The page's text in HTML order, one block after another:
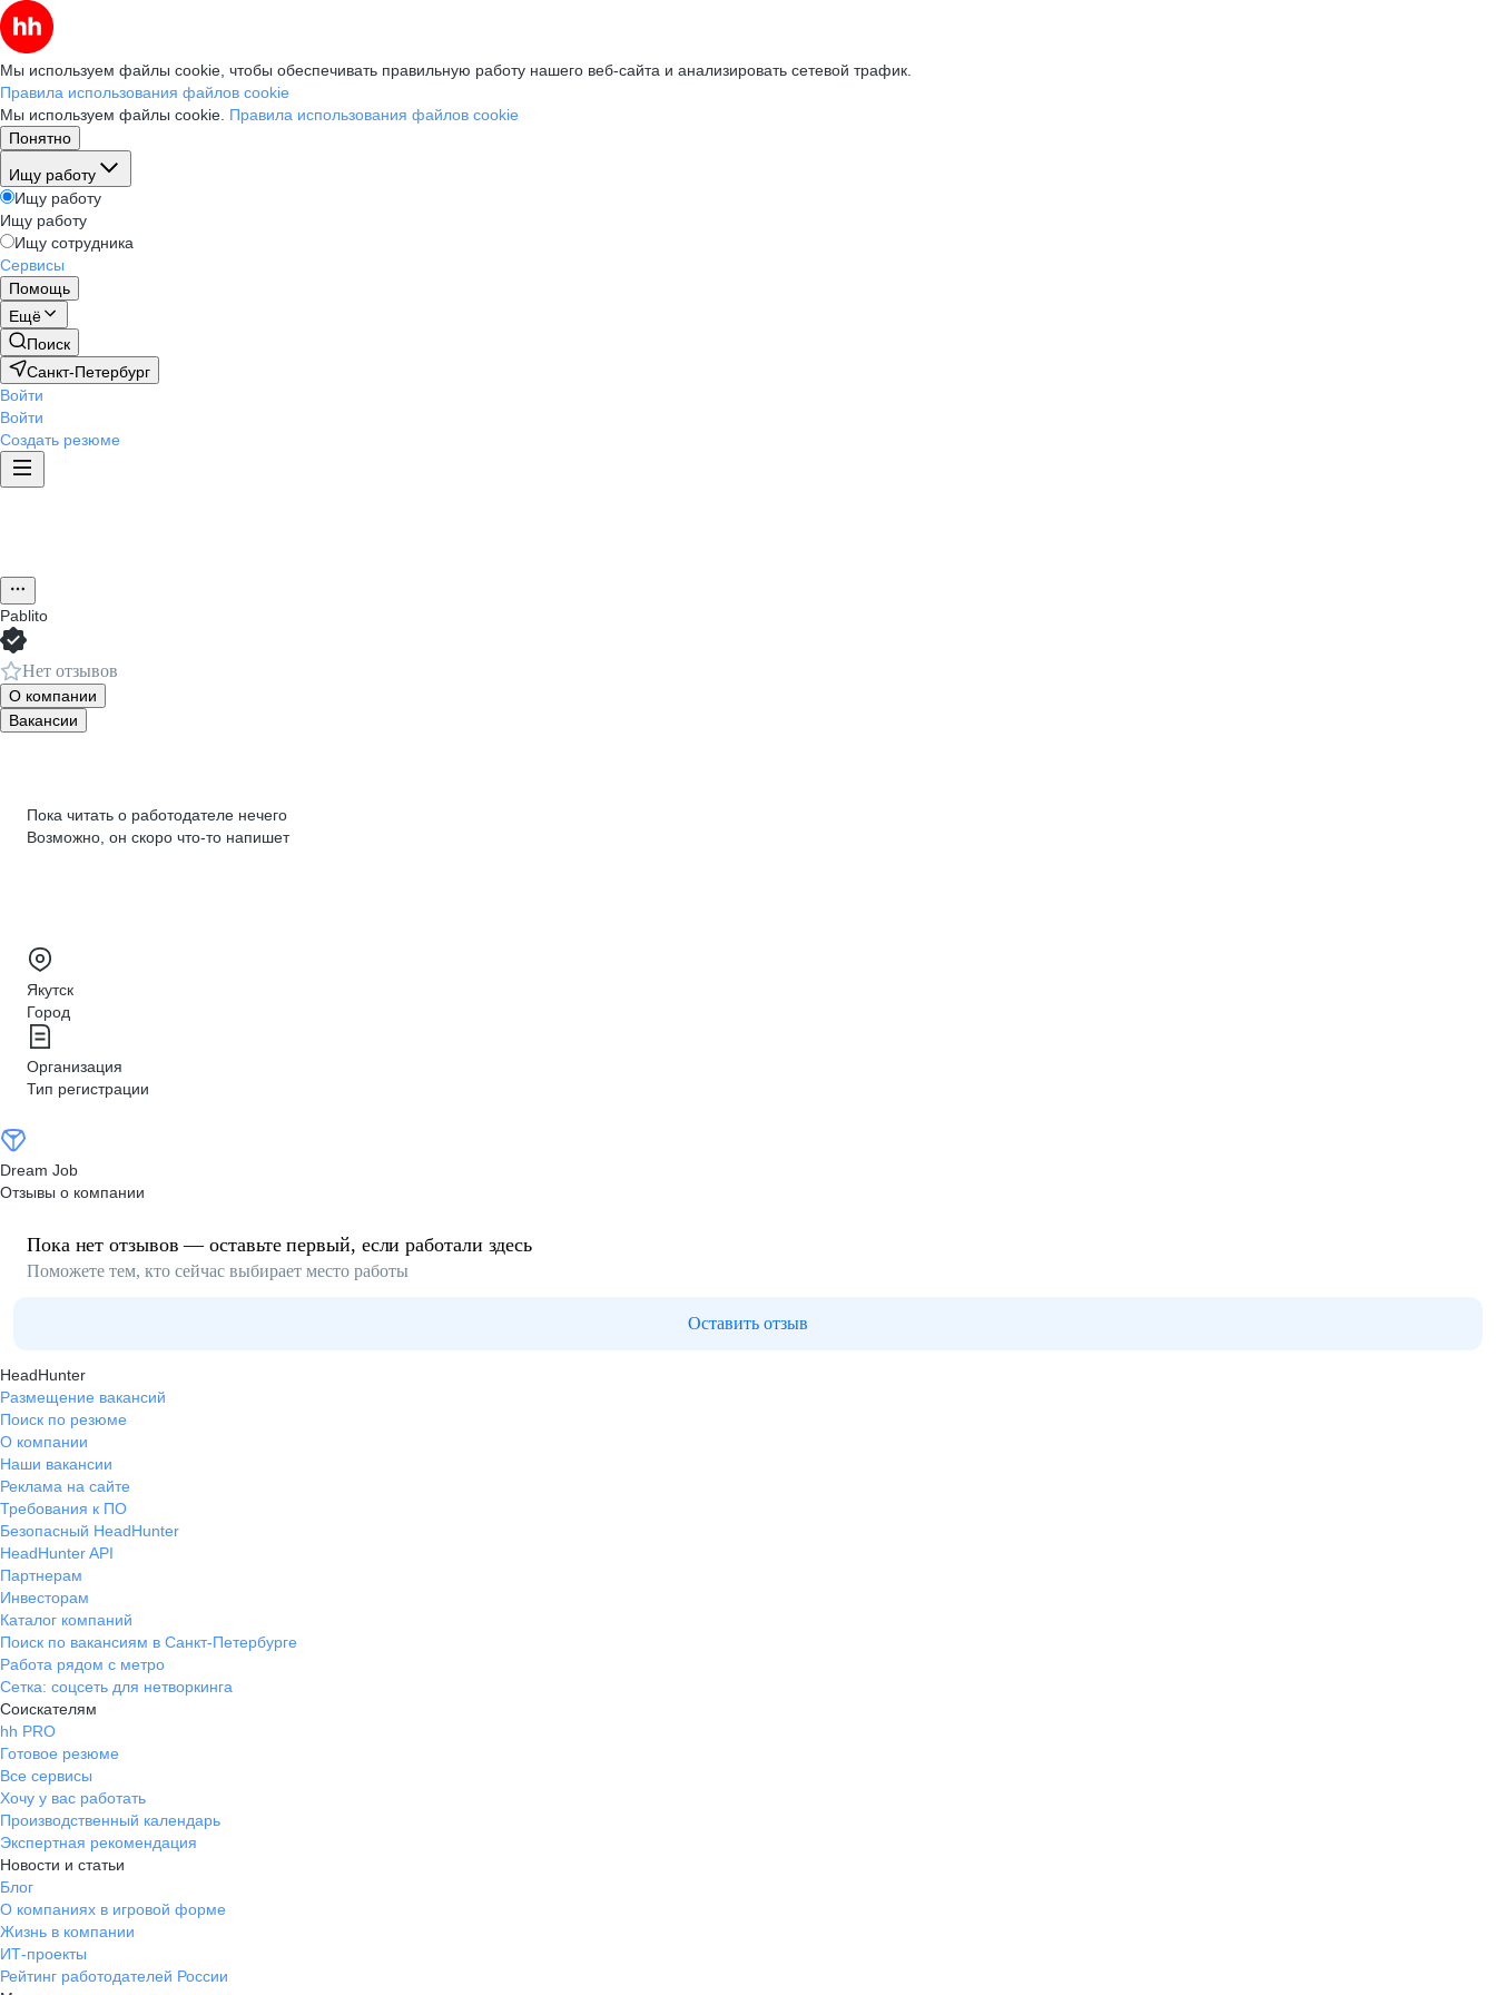
Мы используем файлы cookie, чтобы обеспечивать правильную работу нашего веб-сайта и анализировать сетевой трафик.
Правила использования файлов cookie
Мы используем файлы cookie. Правила использования файлов cookie
Понятно
Ищу работу
Ищу работу
Ищу работу
Ищу сотрудника
Сервисы
Помощь
Ещё
Поиск
Санкт-Петербург
Войти
Войти
Создать резюме
Pablito
Нет отзывов
О компании
Вакансии
Пока читать о работодателе нечего
Возможно, он скоро что‑то напишет
Якутск
Город
Организация
Тип регистрации
Dream Job
Отзывы о компании
Пока нет отзывов — оставьте первый, если работали здесь
Поможете тем, кто сейчас выбирает место работы
Оставить отзыв
HeadHunter
Размещение вакансий
Поиск по резюме
О компании
Наши вакансии
Реклама на сайте
Требования к ПО
Безопасный HeadHunter
HeadHunter API
Партнерам
Инвесторам
Каталог компаний
Поиск по вакансиям в Санкт-Петербурге
Работа рядом с метро
Сетка: соцсеть для нетворкинга
Соискателям
hh PRO
Готовое резюме
Все сервисы
Хочу у вас работать
Производственный календарь
Экспертная рекомендация
Новости и статьи
Блог
О компаниях в игровой форме
Жизнь в компании
ИТ-проекты
Рейтинг работодателей России